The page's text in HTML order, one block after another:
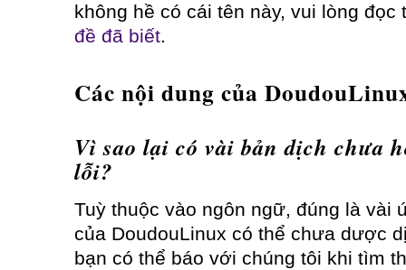
không hề có cái tên này, vui lòng
đề đã biết.
Các nội dung của
Vì sao lại có vài bản dịch chưa
lỗi?
Tuỳ thuộc vào ngôn ngữ, đúng là vài
của DoudouLinux có thể chưa dược
bạn có thể báo với chúng tôi khi tìm